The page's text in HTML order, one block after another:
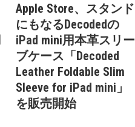
Apple Store、スタンド
にもなるDecodedの
iPad mini用本革スリー
ブケース「Decoded
Leather Foldable Slim
Sleeve for iPad mini」
を販売開始